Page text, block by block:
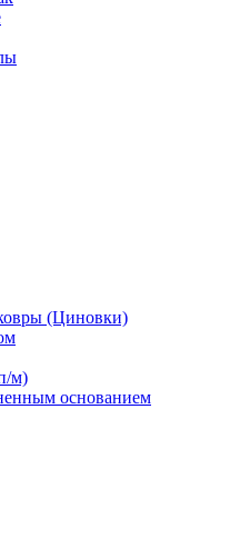
(Циновки)
м)
основанием